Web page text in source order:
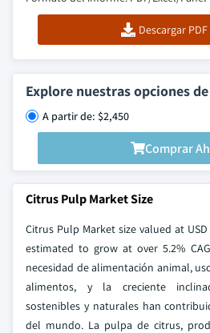
Descargar
Explore nuestras opciones
A partir de: $2,450
Comprar
Citrus Pulp Market Size
Citrus Pulp Market size valued at
estimated to grow at over 5.2%
necesidad de alimentación animal,
alimentos, y la creciente
sostenibles y naturales han
del mundo. La pulpa de citrus,